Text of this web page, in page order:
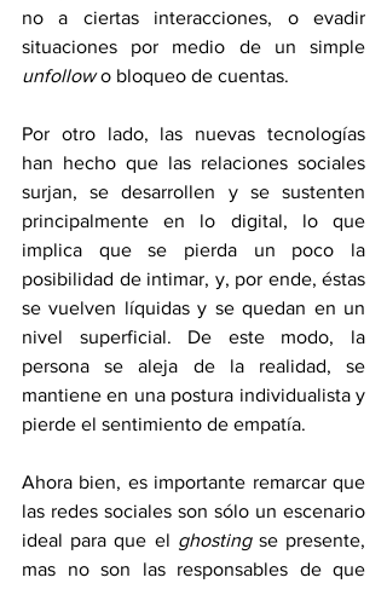
no a ciertas interacciones, o evadir
unfollow o bloqueo de cuentas.
Por otro lado, las nuevas tecnologías
han hecho que las relaciones sociales
surjan, se desarrollen y se sustenten
principalmente en lo digital, lo que
implica que se pierda un poco la
posibilidad de intimar, y, por ende, éstas
se vuelven líquidas y se quedan en un
nivel superficial. De este modo, la
persona se aleja de la realidad, se
mantiene en una postura individualista y
pierde el sentimiento de empatía.
Ahora bien, es importante remarcar que
las redes sociales son sólo un escenario
ideal para que el ghosting se presente,
mas no son las responsables de que